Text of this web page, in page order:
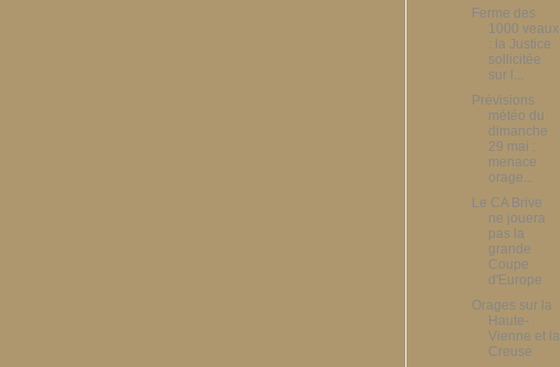
Ferme des
1000 veaux
: la Justice
sollicitée
sur l...
Prévisions
météo du
dimanche
29 mai :
menace
orage...
Le CA Brive
ne jouera
pas la
grande
Coupe
d'Europe
Orages sur la
Haute-
Vienne et la
Creuse